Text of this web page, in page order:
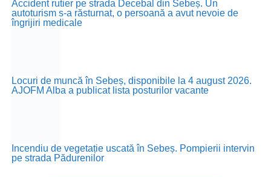
Accident rutier pe strada Decebal din Sebeș. Un
autoturism s-a răsturnat, o persoană a avut nevoie de
îngrijiri medicale
Locuri de muncă în Sebeș, disponibile la 4 august 2026.
AJOFM Alba a publicat lista posturilor vacante
Incendiu de vegetație uscată în Sebeș. Pompierii intervin
pe strada Pădurenilor